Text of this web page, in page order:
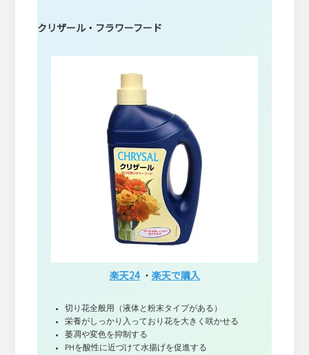
クリザール・フラワーフード
楽天24・ 楽天で購入
切り花全般用（液体と粉末タイプがある）
栄養がしっかり入っており花を大きく咲かせる
萎凋や変色を抑制する
PHを酸性に近づけて水揚げを促進する